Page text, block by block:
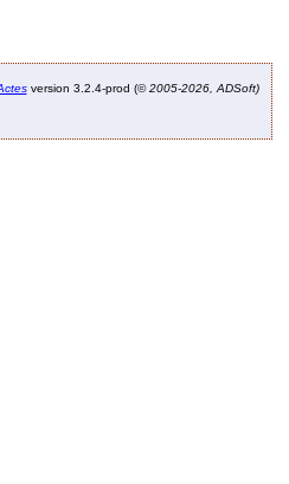
version 3.2.4-prod (©2005-2026, ADSoft)